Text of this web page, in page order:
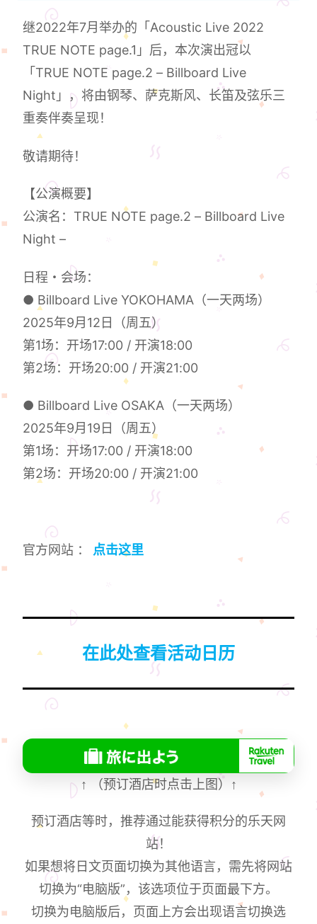
继2022年7月举办的「Acoustic Live 2022
TRUE NOTE page.1」后，本次演出冠以
「TRUE NOTE page.2 – Billboard Live
Night」，将由钢琴、萨克斯风、长笛及弦乐三
重奏伴奏呈现！
敬请期待！
【公演概要】
公演名：TRUE NOTE page.2 – Billboard Live
Night –
日程・会场：
● Billboard Live YOKOHAMA（一天两场）
2025年9月12日（周五）
第1场：开场17:00 / 开演18:00
第2场：开场20:00 / 开演21:00
● Billboard Live OSAKA（一天两场）
2025年9月19日（周五）
第1场：开场17:00 / 开演18:00
第2场：开场20:00 / 开演21:00
官方网站 ： 点击这里
在此处查看活动日历
↑ （预订酒店时点击上图） ↑
预订酒店等时，推荐通过能获得积分的乐天网
站！
如果想将日文页面切换为其他语言，需先将网站
切换为“电脑版”，该选项位于页面最下方。
切换为电脑版后，页面上方会出现语言切换选